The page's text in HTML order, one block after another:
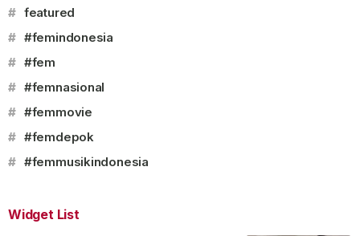
# featured
# #femindonesia
# #fem
# #femnasional
# #femmovie
# #femdepok
# #femmusikindonesia
Widget List